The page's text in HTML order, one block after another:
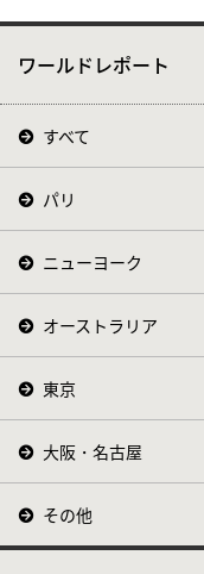
ワールドレポート
すべて
パリ
ニューヨーク
オーストラリア
東京
大阪・名古屋
その他